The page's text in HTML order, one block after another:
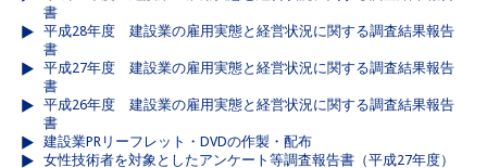
書
平成28年度 建設業の雇用実態と経営状況に関する調査結果報告
書
平成27年度 建設業の雇用実態と経営状況に関する調査結果報告
書
平成26年度 建設業の雇用実態と経営状況に関する調査結果報告
書
建設業PRリーフレット・DVDの作製・配布
女性技術者を対象としたアンケート等調査報告書（平成27年度）